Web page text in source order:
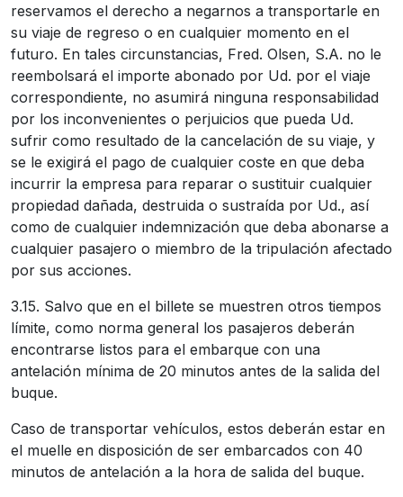
reservamos el derecho a negarnos a transportarle en
su viaje de regreso o en cualquier momento en el
futuro. En tales circunstancias, Fred. Olsen, S.A. no le
reembolsará el importe abonado por Ud. por el viaje
correspondiente, no asumirá ninguna responsabilidad
por los inconvenientes o perjuicios que pueda Ud.
sufrir como resultado de la cancelación de su viaje, y
se le exigirá el pago de cualquier coste en que deba
incurrir la empresa para reparar o sustituir cualquier
propiedad dañada, destruida o sustraída por Ud., así
como de cualquier indemnización que deba abonarse a
cualquier pasajero o miembro de la tripulación afectado
por sus acciones.
3.15. Salvo que en el billete se muestren otros tiempos
límite, como norma general los pasajeros deberán
encontrarse listos para el embarque con una
antelación mínima de 20 minutos antes de la salida del
buque.
Caso de transportar vehículos, estos deberán estar en
el muelle en disposición de ser embarcados con 40
minutos de antelación a la hora de salida del buque.